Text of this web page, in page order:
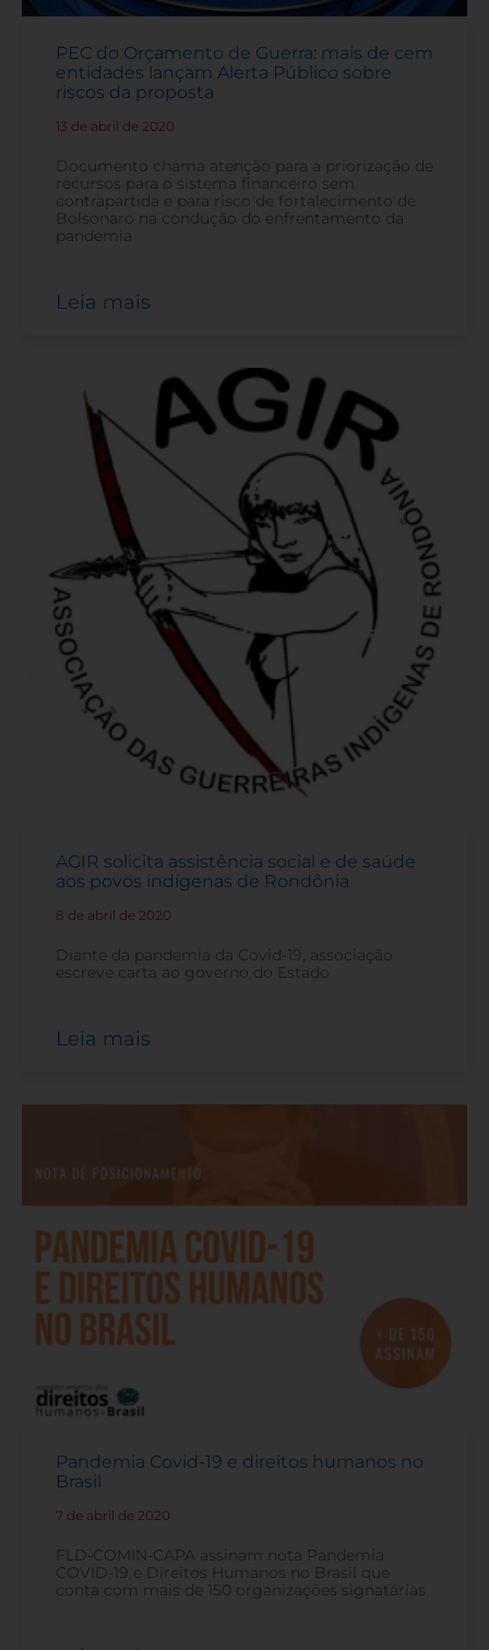
PEC do Orçamento de Guerra: mais de cem
entidades lançam Alerta Público sobre
riscos da proposta
13 de abril de 2020
Documento chama atenção para a priorização de
recursos para o sistema financeiro sem
contrapartida e para risco de fortalecimento de
Bolsonaro na condução do enfrentamento da
pandemia
Leia mais
AGIR solicita assistência social e de saúde
aos povos indígenas de Rondônia
8 de abril de 2020
Diante da pandemia da Covid-19, associação
escreve carta ao governo do Estado
Leia mais
Pandemia Covid-19 e direitos humanos no
Brasil
7 de abril de 2020
FLD-COMIN-CAPA assinam nota Pandemia
COVID-19 e Direitos Humanos no Brasil que
conta com mais de 150 organizações signatárias